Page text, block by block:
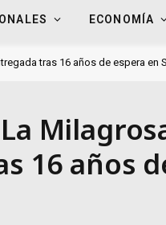
ECONOMÍA
tras 16 años de espera en
16 años